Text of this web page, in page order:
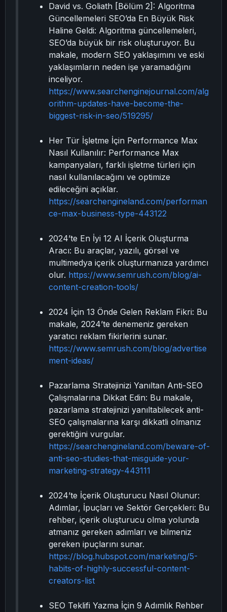
David vs. Goliath [Bölüm 2]: Algoritma
Güncellemeleri SEO’da En Büyük Risk
Haline Geldi: Algoritma güncellemeleri,
SEO’da büyük bir risk oluşturuyor. Bu
makale, modern SEO yaklaşımını ve eski
yaklaşımların neden işe yaramadığını
inceliyor.
https://www.searchenginejournal.com/alg
orithm-updates-have-become-the-
biggest-risk-in-seo/519295/
Her Tür İşletme İçin Performance Max
Nasıl Kullanılır: Performance Max
kampanyaları, farklı işletme türleri için
nasıl kullanılacağını ve optimize
edileceğini açıklar.
https://searchengineland.com/performan
ce-max-business-type-443122
2024’te En İyi 12 AI İçerik Oluşturma
Aracı: Bu araçlar, yazılı, görsel ve
multimedya içerik oluşturmanıza yardımcı
olur. https://www.semrush.com/blog/ai-
content-creation-tools/
2024 İçin 13 Önde Gelen Reklam Fikri: Bu
makale, 2024’te denemeniz gereken
yaratıcı reklam fikirlerini sunar.
https://www.semrush.com/blog/advertise
ment-ideas/
Pazarlama Stratejinizi Yanıltan Anti-SEO
Çalışmalarına Dikkat Edin: Bu makale,
pazarlama stratejinizi yanıltabilecek anti-
SEO çalışmalarına karşı dikkatli olmanız
gerektiğini vurgular.
https://searchengineland.com/beware-of-
anti-seo-studies-that-misguide-your-
marketing-strategy-443111
2024’te İçerik Oluşturucu Nasıl Olunur:
Adımlar, İpuçları ve Sektör Gerçekleri: Bu
rehber, içerik oluşturucu olma yolunda
atmanız gereken adımları ve bilmeniz
gereken ipuçlarını sunar.
https://blog.hubspot.com/marketing/5-
habits-of-highly-successful-content-
creators-list
SEO Teklifi Yazma İçin 9 Adımlık Rehber